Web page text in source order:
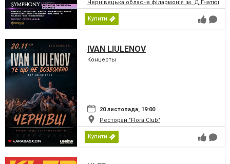
Чернівецька обласна філармонія ім. Д.Гнатюка
Купити
IVAN LIULENOV
Концерты
20 листопада, 19:00
Ресторан "Flora Club"
Купити